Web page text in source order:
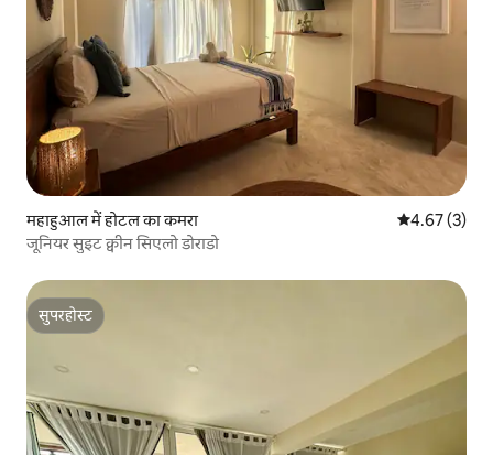
महाहुआल में होटल का कमरा औसत रेटिंग 5 में
4.67 (3)
जूनियर सुइट क्वीन सिएलो डोराडो
सुपरहोस्ट
सुपरहोस्ट